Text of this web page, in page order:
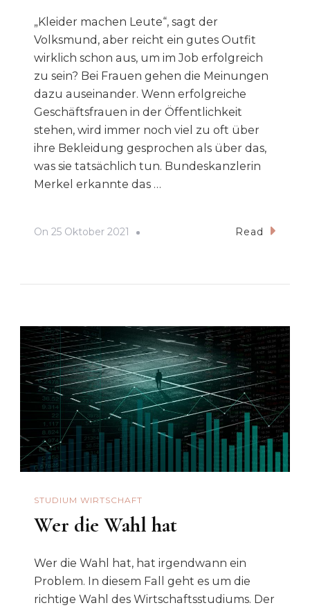
„Kleider machen Leute“, sagt der
Volksmund, aber reicht ein gutes Outfit
wirklich schon aus, um im Job erfolgreich
zu sein? Bei Frauen gehen die Meinungen
dazu auseinander. Wenn erfolgreiche
Geschäftsfrauen in der Öffentlichkeit
stehen, wird immer noch viel zu oft über
ihre Bekleidung gesprochen als über das,
was sie tatsächlich tun. Bundeskanzlerin
Merkel erkannte das …
On 25 Oktober 2021 Read
STUDIUM WIRTSCHAFT
Wer die Wahl hat
Wer die Wahl hat, hat irgendwann ein
Problem. In diesem Fall geht es um die
richtige Wahl des Wirtschaftsstudiums. Der